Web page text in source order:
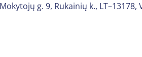
g. 9, Rukainių k., LT–13178,